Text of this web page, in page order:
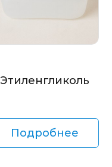
Этиленгликоль
Подробнее